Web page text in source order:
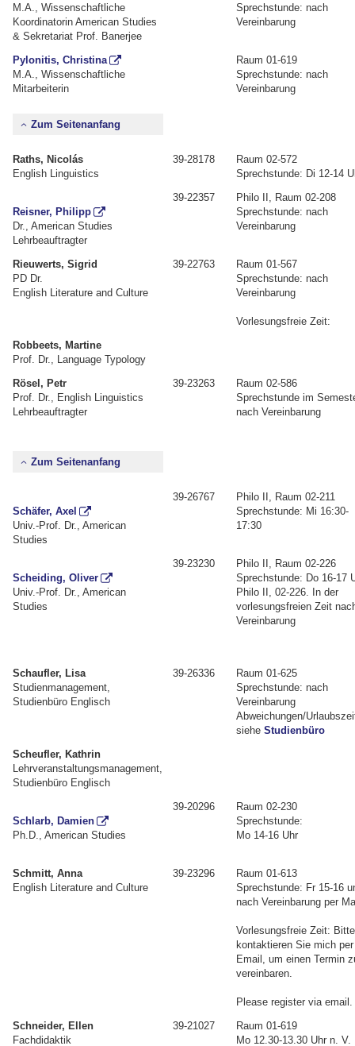
M.A., Wissenschaftliche
Koordinatorin American Studies
& Sekretariat Prof. Banerjee
Sprechstunde: nach
Vereinbarung
Pylonitis, Christina
M.A., Wissenschaftliche
Mitarbeiterin
Raum 01-619
Sprechstunde: nach
Vereinbarung
Zum Seitenanfang
Raths, Nicolás
English Linguistics
39-28178
Raum 02-572
Sprechstunde: Di 12-14
Reisner, Philipp
Dr., American Studies
Lehrbeauftragter
39-22357
Philo II, Raum 02-208
Sprechstunde: nach
Vereinbarung
Rieuwerts, Sigrid
PD Dr.
English Literature and Culture
39-22763
Raum 01-567
Sprechstunde: nach
Vereinbarung
Vorlesungsfreie Zeit:
Robbeets, Martine
Prof. Dr., Language Typology
Rösel, Petr
Prof. Dr., English Linguistics
Lehrbeauftragter
39-23263
Raum 02-586
Sprechstunde im
nach Vereinbarung
Zum Seitenanfang
Schäfer, Axel
Univ.-Prof. Dr., American
Studies
39-26767
Philo II, Raum 02-211
Sprechstunde: Mi 16:30-
17:30
Scheiding, Oliver
Univ.-Prof. Dr., American
Studies
39-23230
Philo II, Raum 02-226
Sprechstunde: Do 16-17
Philo II, 02-226. In der
vorlesungsfreien Zeit
Vereinbarung
Schaufler, Lisa
Studienmanagement,
Studienbüro Englisch
39-26336
Raum 01-625
Sprechstunde: nach
Vereinbarung
Abweichungen/
sieheStudienbüro
Scheufler, Kathrin
Lehrveranstaltungsmanagement,
Studienbüro Englisch
Schlarb, Damien
Ph.D., American Studies
39-20296
Raum 02-230
Sprechstunde:
Mo 14-16 Uhr
Schmitt, Anna
English Literature and Culture
39-23296
Raum 01-613
Sprechstunde: Fr 15-16
nach Vereinbarung per
Vorlesungsfreie Zeit: Bitte
kontaktieren Sie mich per
Email, um einen Termin
vereinbaren.
Please register via email.
Schneider, Ellen
Fachdidaktik
39-21027
Raum 01-619
Mo 12.30-13.30 Uhr n. V.